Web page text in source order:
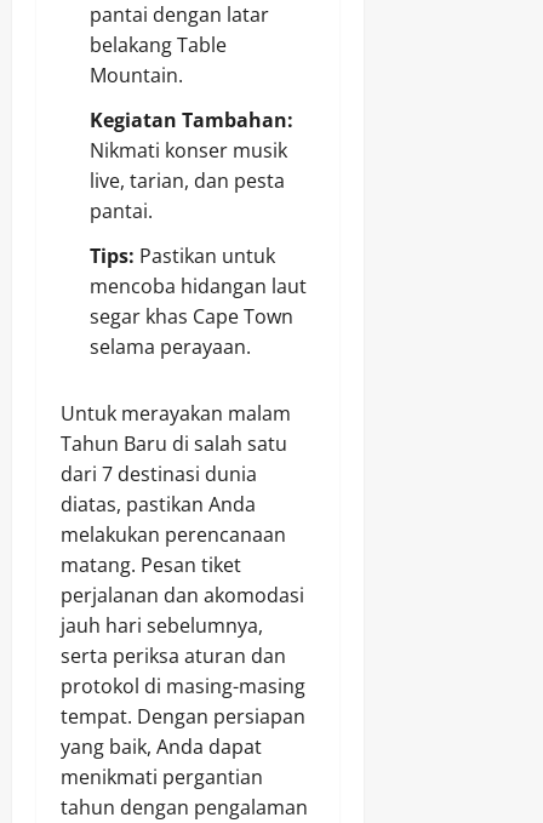
pantai dengan latar
belakang Table
Mountain.
Kegiatan Tambahan:
Nikmati konser musik
live, tarian, dan pesta
pantai.
Tips: Pastikan untuk
mencoba hidangan laut
segar khas Cape Town
selama perayaan.
Untuk merayakan malam
Tahun Baru di salah satu
dari 7 destinasi dunia
diatas, pastikan Anda
melakukan perencanaan
matang. Pesan tiket
perjalanan dan akomodasi
jauh hari sebelumnya,
serta periksa aturan dan
protokol di masing-masing
tempat. Dengan persiapan
yang baik, Anda dapat
menikmati pergantian
tahun dengan pengalaman